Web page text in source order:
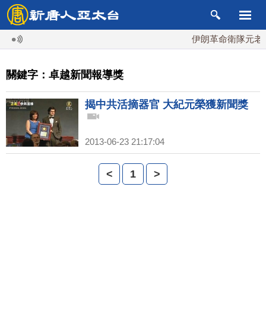
伊朗革命衛隊元老
關鍵字：卓越新聞報導獎
揭中共活摘器官 大紀元榮獲新聞獎
2013-06-23 21:17:04
< 1 >